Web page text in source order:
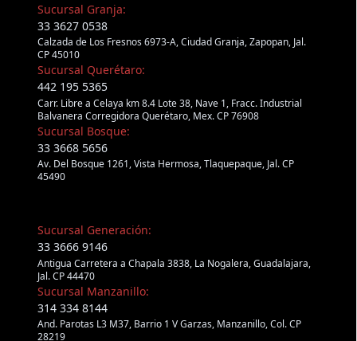
Sucursal Granja:
33 3627 0538
Calzada de Los Fresnos 6973-A, Ciudad Granja, Zapopan, Jal.
CP 45010
Sucursal Querétaro:
442 195 5365
Carr. Libre a Celaya km 8.4 Lote 38, Nave 1, Fracc. Industrial
Balvanera Corregidora Querétaro, Mex. CP 76908
Sucursal Bosque:
33 3668 5656
Av. Del Bosque 1261, Vista Hermosa, Tlaquepaque, Jal. CP
45490
Sucursal Generación:
33 3666 9146
Antigua Carretera a Chapala 3838, La Nogalera, Guadalajara,
Jal. CP 44470
Sucursal Manzanillo:
314 334 8144
And. Parotas L3 M37, Barrio 1 V Garzas, Manzanillo, Col. CP
28219